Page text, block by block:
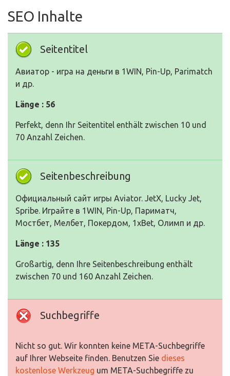
SEO Inhalte
Seitentitel
Авиатор - игра на деньги в 1WIN, Pin-Up, Parimatch
и др.
Länge : 56
Perfekt, denn Ihr Seitentitel enthält zwischen 10 und
70 Anzahl Zeichen.
Seitenbeschreibung
Официальный сайт игры Aviator. JetX, Lucky Jet,
Spribe. Играйте в 1WIN, Pin-Up, Париматч,
Мостбет, Мелбет, Покердом, 1xBet, Олимп и др.
Länge : 135
Großartig, denn Ihre Seitenbeschreibung enthält
zwischen 70 und 160 Anzahl Zeichen.
Suchbegriffe
Nicht so gut. Wir konnten keine META-Suchbegriffe
auf Ihrer Webseite finden. Benutzen Sie dieses
kostenlose Werkzeug um META-Suchbegriffe zu